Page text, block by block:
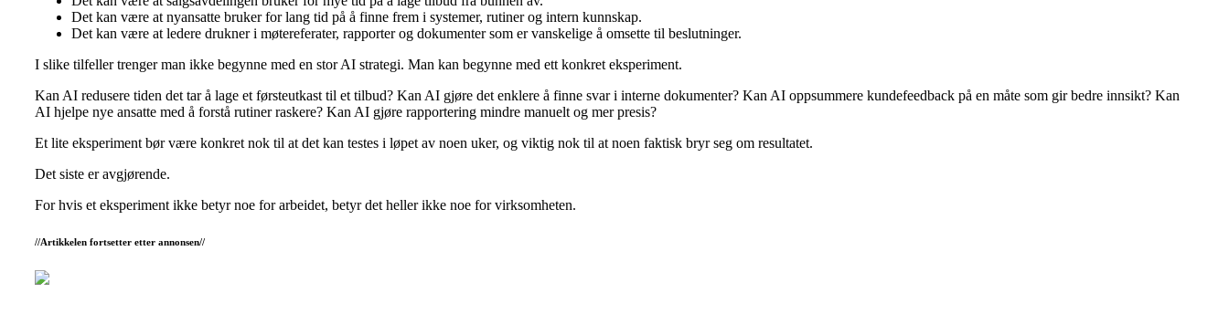
Det kan være at nyansatte bruker for lang tid på å finne frem i systemer, rutiner og intern kunnskap.
Det kan være at ledere drukner i møtereferater, rapporter og dokumenter som er vanskelige å omsette til beslutninger.
I slike tilfeller trenger man ikke begynne med en stor AI strategi. Man kan begynne med ett konkret eksperiment.
Kan AI redusere tiden det tar å lage et førsteutkast til et tilbud? Kan AI gjøre det enklere å finne svar i interne dokumenter? Kan AI oppsummere kundefeedback på en måte som gir bedre innsikt? Kan
AI hjelpe nye ansatte med å forstå rutiner raskere? Kan AI gjøre rapportering mindre manuelt og mer presis?
Et lite eksperiment bør være konkret nok til at det kan testes i løpet av noen uker, og viktig nok til at noen faktisk bryr seg om resultatet.
Det siste er avgjørende.
For hvis et eksperiment ikke betyr noe for arbeidet, betyr det heller ikke noe for virksomheten.
//Artikkelen fortsetter etter annonsen//